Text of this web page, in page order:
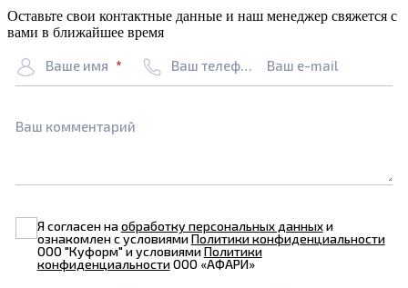
Оставьте свои контактные данные и наш менеджер свяжется с
вами в ближайшее время
Ваше имя Ваш телефон Ваш e-mail
Ваш комментарий
Я согласен наобработку персональных данныхи
ознакомлен с условиямиПолитики конфиденциальности
ООО "Куформ" и условиямиПолитики
конфиденциальностиООО «АФАРИ»